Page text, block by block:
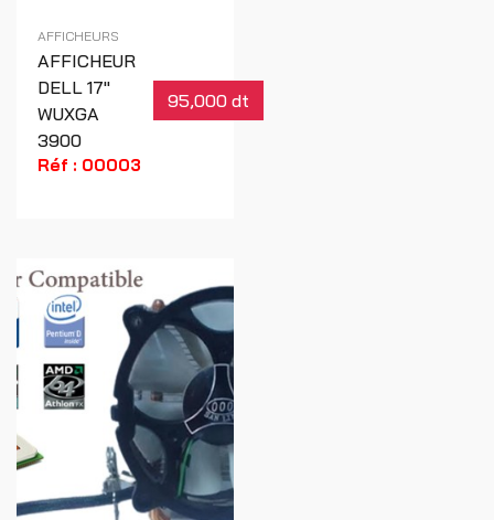
AFFICHEURS
AFFICHEUR
DELL 17"
WUXGA
3900
95,000 dt
Réf : 00003